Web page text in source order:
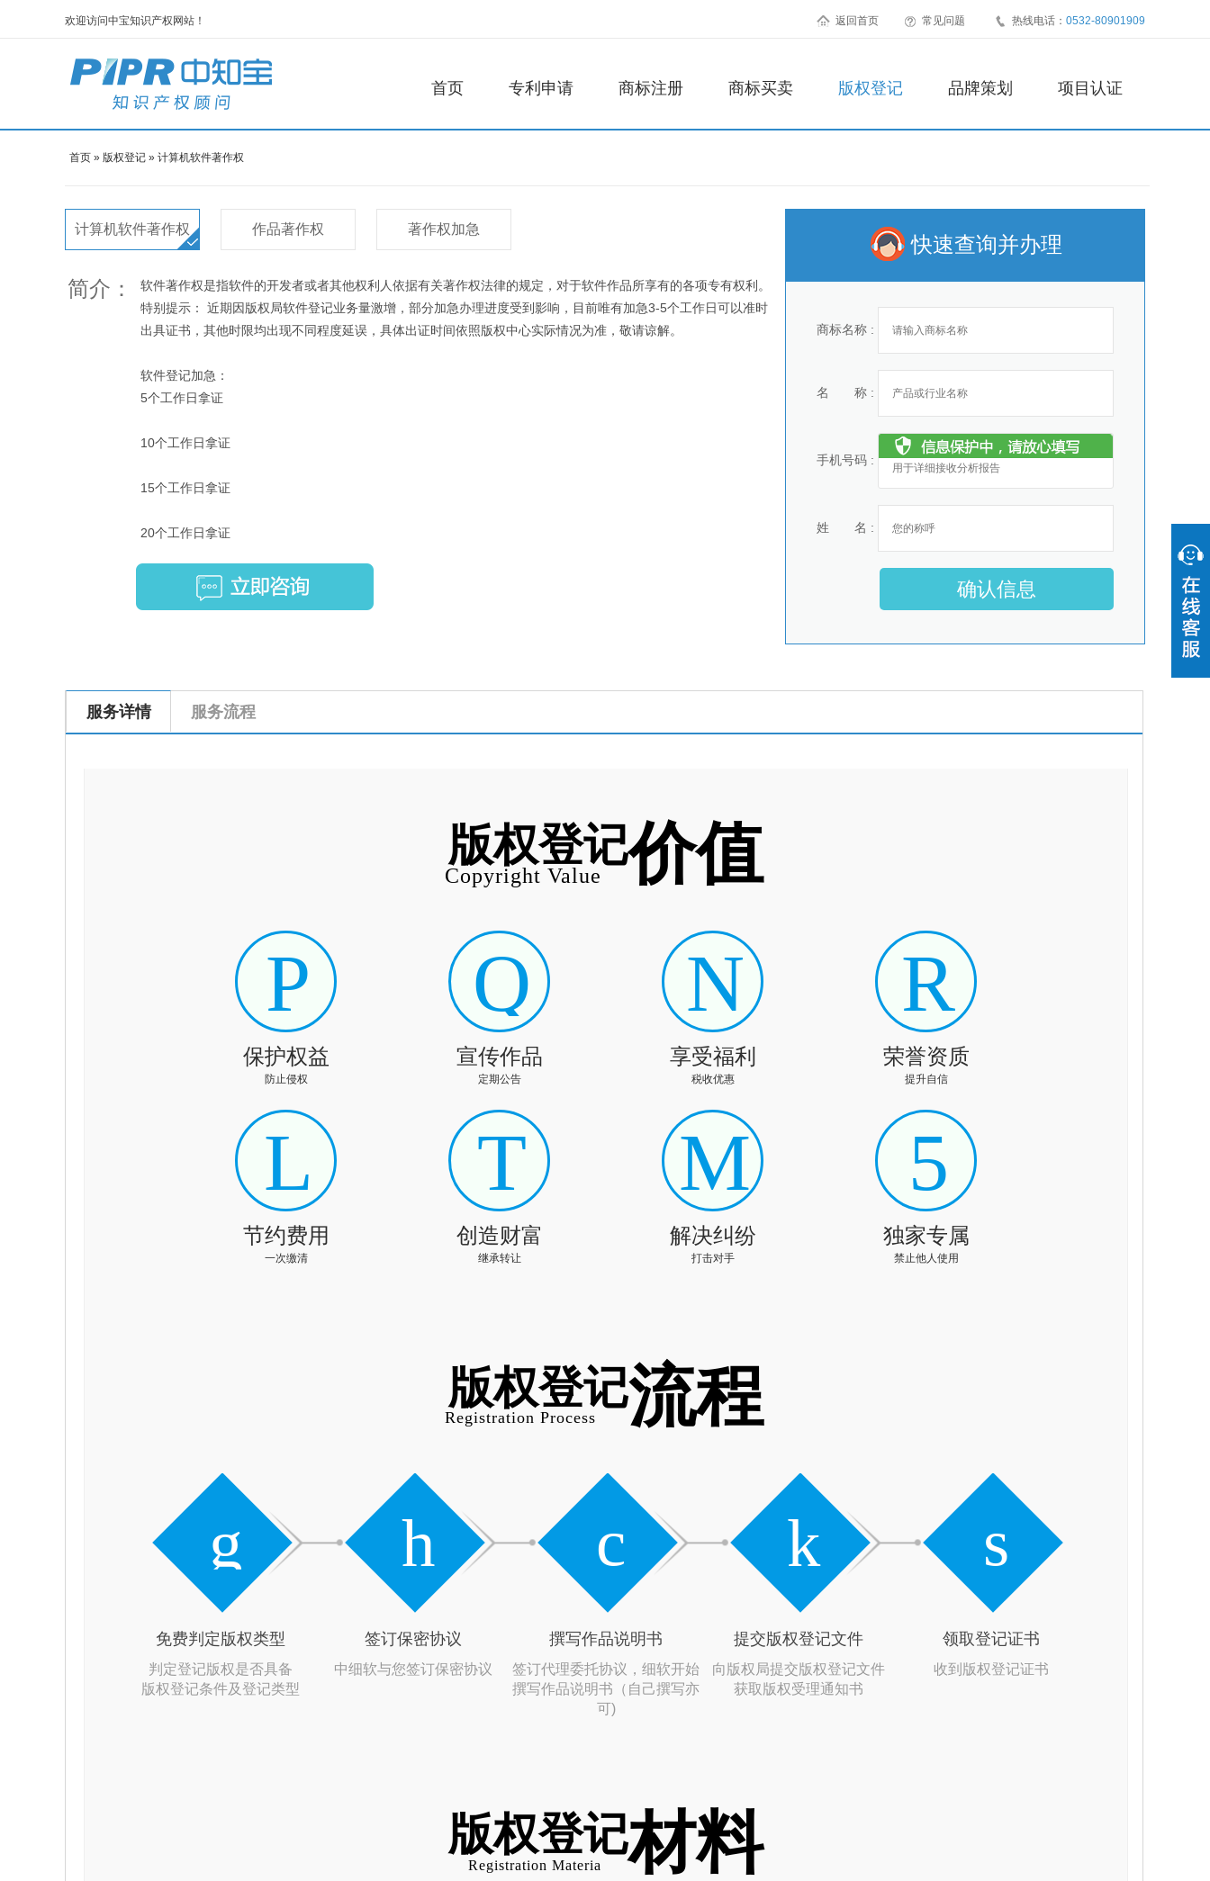
欢迎访问中宝知识产权网站！ 返回首页 常见问题 热线电话： 0532-80901909
首页 专利申请 商标注册 商标买卖 版权登记 品牌策划 项目认证
首页 » 版权登记 » 计算机软件著作权
计算机软件著作权 作品著作权 著作权加急
简介：
软件著作权是指软件的开发者或者其他权利人依据有关著作权法律的规定，对于软件作品所享有的各项专有权利。
特别提示： 近期因版权局软件登记业务量激增，部分加急办理进度受到影响，目前唯有加急3-5个工作日可以准时
出具证书，其他时限均出现不同程度延误，具体出证时间依照版权中心实际情况为准，敬请谅解。
软件登记加急：
5个工作日拿证
10个工作日拿证
15个工作日拿证
20个工作日拿证
快速查询并办理
商标名称 :
名 称 :
手机号码 :
姓 名 :
服务详情 服务流程
版权登记价值
Copyright Value
P
保护权益
防止侵权
Q
宣传作品
定期公告
N
享受福利
税收优惠
R
荣誉资质
提升自信
L
节约费用
一次缴清
T
创造财富
继承转让
M
解决纠纷
打击对手
5
独家专属
禁止他人使用
版权登记流程
Registration Process
g
免费判定版权类型
判定登记版权是否具备
版权登记条件及登记类型
h
签订保密协议
中细软与您签订保密协议
c
撰写作品说明书
签订代理委托协议，细软开始
撰写作品说明书（自己撰写亦
可)
k
提交版权登记文件
向版权局提交版权登记文件
获取版权受理通知书
s
领取登记证书
收到版权登记证书
版权登记材料
Registration Materia